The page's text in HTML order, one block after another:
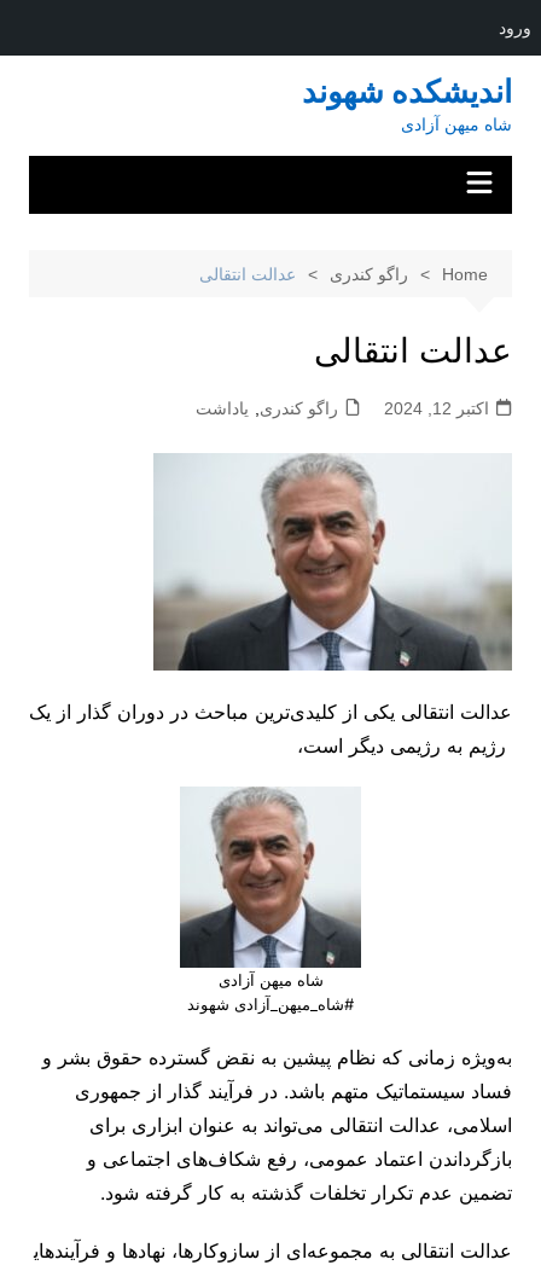
ورود
content
اندیشکده شهوند
شاه میهن آزادی
Home راگو کندری عدالت انتقالی
عدالت انتقالی
اکتبر 12, 2024 راگو کندری یاداشت
عدالت انتقالی یکی از کلیدی‌ترین مباحث در دوران گذار از یک
رژیم به رژیمی دیگر است،
شاه میهن آزادی
#شاه_میهن_آزادی شهوند
به‌ویژه زمانی که نظام پیشین به نقض گسترده حقوق بشر و
فساد سیستماتیک متهم باشد. در فرآیند گذار از جمهوری
اسلامی، عدالت انتقالی می‌تواند به عنوان ابزاری برای
بازگرداندن اعتماد عمومی، رفع شکاف‌های اجتماعی و
تضمین عدم تکرار تخلفات گذشته به کار گرفته شود.
عدالت انتقالی به مجموعه‌ای از سازوکارها، نهادها و فرآیندهای